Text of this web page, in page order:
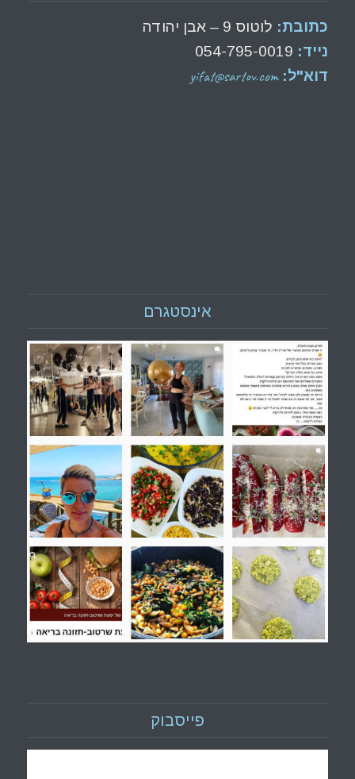
כתובת: לוטוס 9 – אבן יהודה
נייד: 054-795-0019
דוא"ל:yifat@sartov.com
אינסטגרם
פייסבוק